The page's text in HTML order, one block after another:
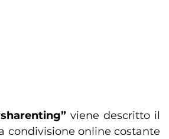
viene descritto il
condivisione online costante